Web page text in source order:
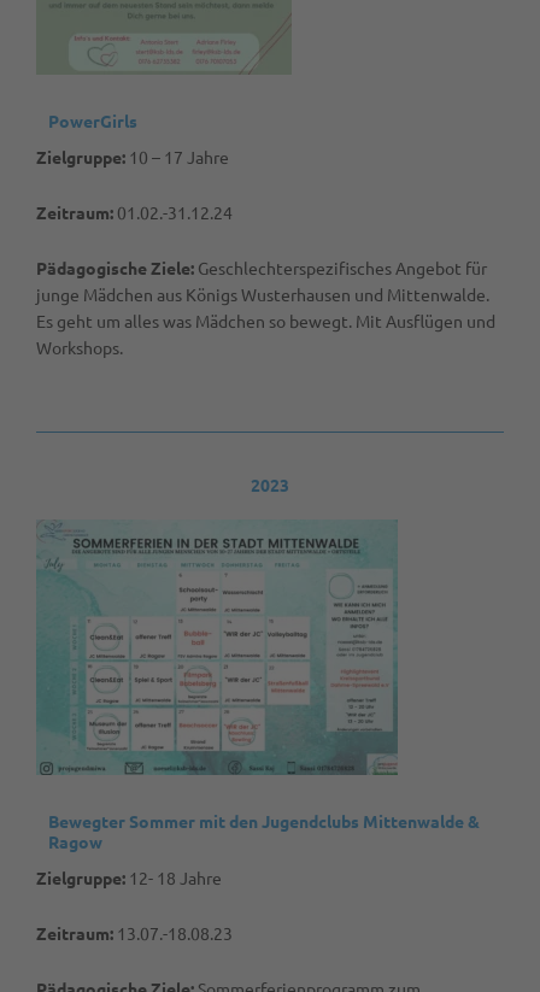
PowerGirls
Zielgruppe: 10 – 17 Jahre
Zeitraum: 01.02.-31.12.24
Pädagogische Ziele: Geschlechterspezifisches Angebot für
junge Mädchen aus Königs Wusterhausen und Mittenwalde.
Es geht um alles was Mädchen so bewegt. Mit Ausflügen und
Workshops.
2023
Bewegter Sommer mit den Jugendclubs Mittenwalde &
Ragow
Zielgruppe: 12- 18 Jahre
Zeitraum: 13.07.-18.08.23